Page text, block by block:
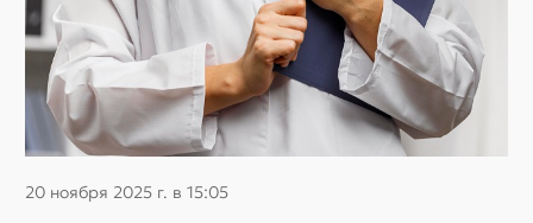
20 ноября 2025 г. в 15:05